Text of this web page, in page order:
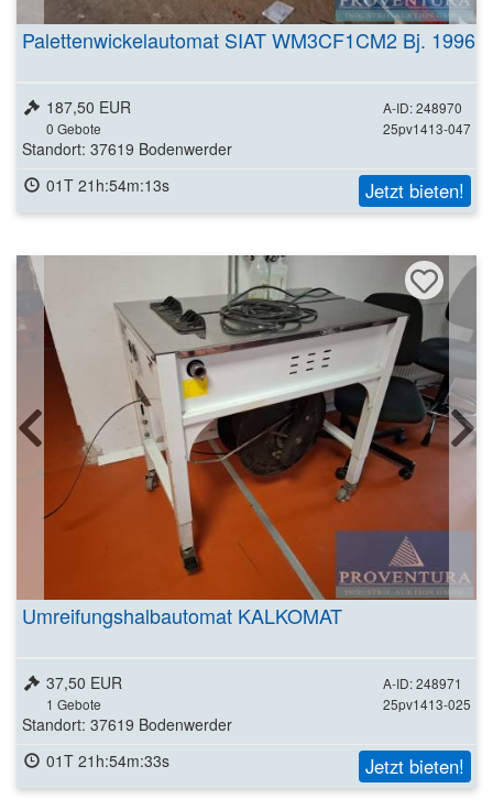
Palettenwickelautomat SIAT WM3CF1CM2 Bj. 1996
A-ID: 248970
25pv1413-047
187,50 EUR
0 Gebote
Standort: 37619 Bodenwerder
01T 21h:54m:11s
Jetzt bieten!
Umreifungshalbautomat KALKOMAT
A-ID: 248971
25pv1413-025
37,50 EUR
1 Gebote
Standort: 37619 Bodenwerder
01T 21h:54m:31s
Jetzt bieten!